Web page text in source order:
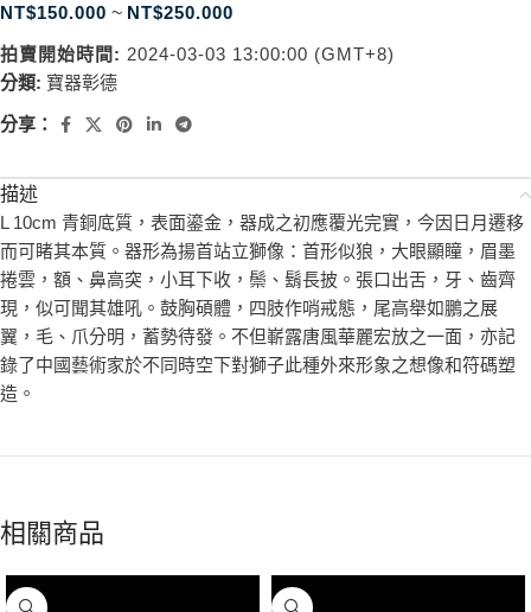
NT$150.000 ~ NT$250.000
拍賣開始時間: 2024-03-03 13:00:00 (GMT+8)
分類: 寶器彰德
分享：
描述
L 10cm 青銅底質，表面鎏金，器成之初應覆光完實，今因日月遷移
而可睹其本質。器形為揚首站立獅像：首形似狼，大眼顯瞳，眉墨
捲雲，額、鼻高突，小耳下收，鬃、鬍長披。張口出舌，牙、齒齊
現，似可聞其雄吼。鼓胸碩體，四肢作哨戒態，尾高舉如鵬之展
翼，毛、爪分明，蓄勢待發。不但嶄露唐風華麗宏放之一面，亦記
錄了中國藝術家於不同時空下對獅子此種外來形象之想像和符碼塑
造。
相關商品